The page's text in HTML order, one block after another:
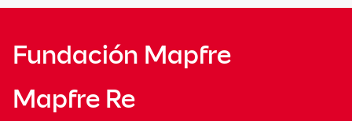
Fundación Mapfre
Mapfre Re